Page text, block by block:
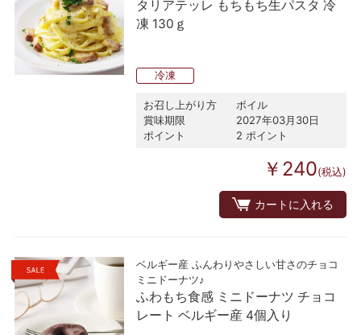
タリアテッレ もちもち生パスタ 冷
凍 130ｇ
冷凍
お召し上がり方
ボイル
賞味期限
2027年03月30日
ポイント
2 ポイント
￥240(税込)
カートに入れる
ベルギー産 ふんわりやさしい甘さのチョコ
ミニドーナツ♪
ふわもち食感 ミニドーナツ チョコ
レート ベルギー産 4個入り